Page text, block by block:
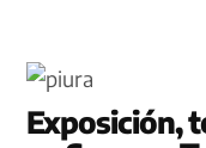
Exposición,